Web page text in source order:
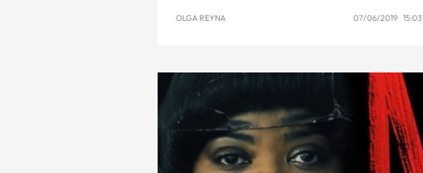
OLGA REYNA 07/06/2019 15:03